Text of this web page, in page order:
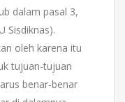
dalam pasal 3,
Sisdiknas).
oleh karena itu
tujuan-tujuan
benar-benar